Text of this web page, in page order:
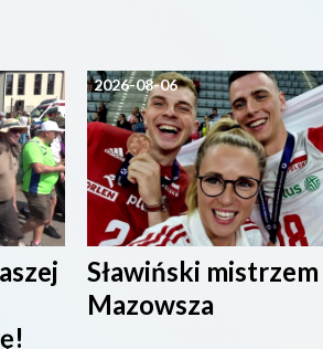
2026-08-06
Sławiński mistrzem
Mazowsza